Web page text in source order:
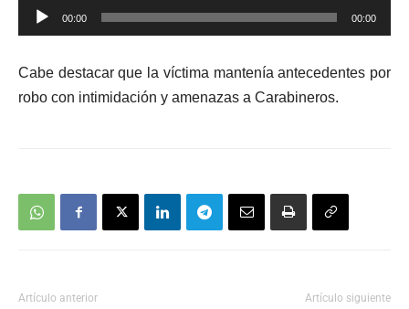
Reproductor
de
00:00 00:00
Cabe destacar que la víctima mantenía antecedentes por
robo con intimidación y amenazas a Carabineros.
Artículo anterior Artículo siguiente